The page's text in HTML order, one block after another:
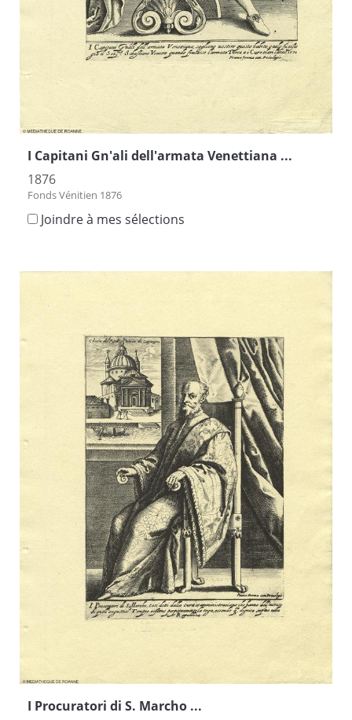
I Capitani Gn'ali dell'armata Venettiana ...
1876
Fonds Vénitien 1876
Joindre à mes sélections
I Procuratori di S. Marcho ...